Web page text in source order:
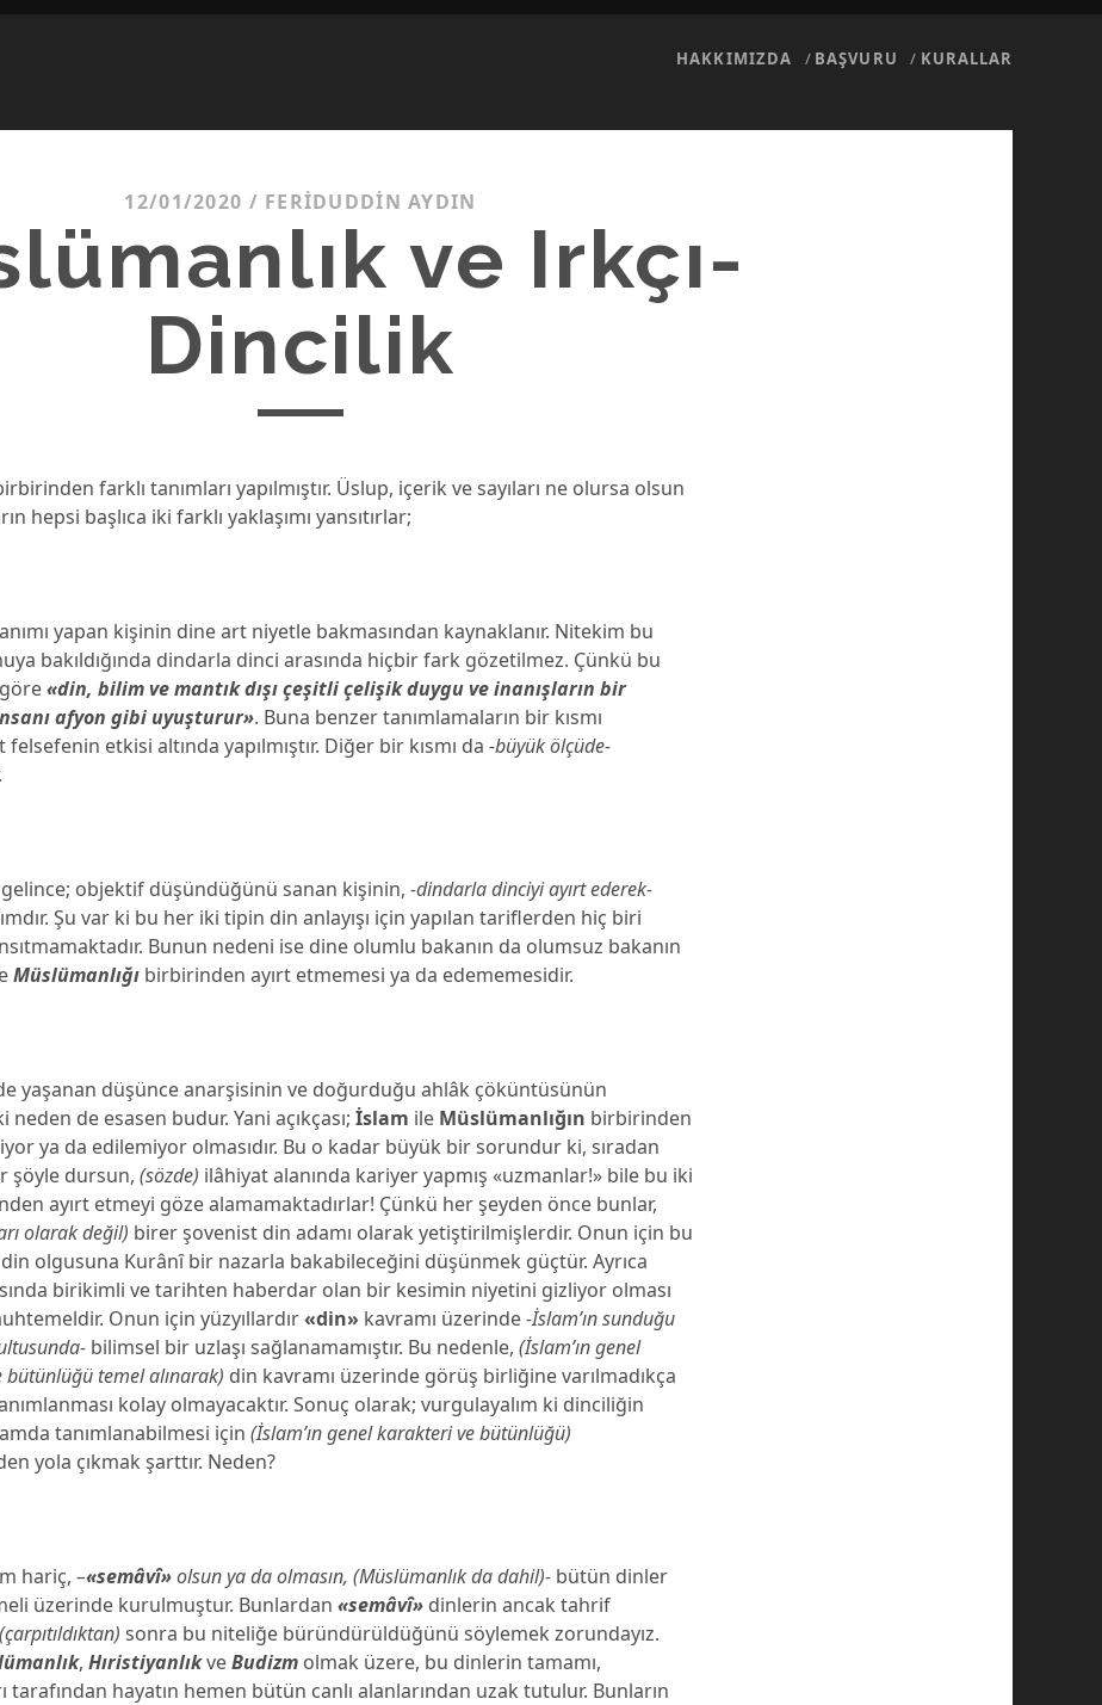
HAKKIMIZDA BAŞVURU KURALLAR
12/01/2020 / FERIDUDDIN AYDIN
ve Irkçı-
Dincilik
farklı tanımları yapılmıştır. Üslup, içerik ve sayıları ne olursa olsun
hepsi başlıca iki farklı yaklaşımı yansıtırlar;
yapan kişinin dine art niyetle bakmasından kaynaklanır. Nitekim bu
bakıldığında dindarla dinci arasında hiçbir fark gözetilmez. Çünkü bu
göre«din, bilim ve mantık dışı çeşitli çelişik duygu ve inanışların bir
insanı afyon gibi uyuşturur». Buna benzer tanımlamaların bir kısmı
etkisi altında yapılmıştır. Diğer bir kısmı da-büyük ölçüde-
objektif düşündüğünü sanan kişinin,-dindarla dinciyi ayırt ederek-
Şu var ki bu her iki tipin din anlayışı için yapılan tariflerden hiç biri
Bunun nedeni ise dine olumlu bakanın da olumsuz bakanın
Müslümanlığı birbirinden ayırt etmemesi ya da edememesidir.
yaşanan düşünce anarşisinin ve doğurduğu ahlâk çöküntüsünün
neden de esasen budur. Yani açıkçası;İslam ile Müslümanlığın birbirinden
ya da edilemiyor olmasıdır. Bu o kadar büyük bir sorundur ki, sıradan
şöyle dursun,(sözde) ilâhiyat alanında kariyer yapmış «uzmanlar!» bile bu iki
ayırt etmeyi göze alamamaktadırlar! Çünkü her şeyden önce bunlar,
olarak değil) birer şovenist din adamı olarak yetiştirilmişlerdir. Onun için bu
olgusuna Kurânȋ bir nazarla bakabileceğini düşünmek güçtür. Ayrıca
birikimli ve tarihten haberdar olan bir kesimin niyetini gizliyor olması
Onun için yüzyıllardır«din» kavramı üzerinde-İslam’ın sunduğu
bilimsel bir uzlaşı sağlanamamıştır. Bu nedenle,(İslam’ın genel
bütünlüğü temel alınarak) din kavramı üzerinde görüş birliğine varılmadıkça
kolay olmayacaktır. Sonuç olarak; vurgulayalım ki dinciliğin
tanımlanabilmesi için(İslam’ın genel karakteri ve bütünlüğü)
yola çıkmak şarttır. Neden?
hariç,–«semâvȋ»olsun ya da olmasın, (Müslümanlık da dahil)- bütün dinler
üzerinde kurulmuştur. Bunlardan«semâvȋ» dinlerin ancak tahrif
(çarpıtıldıktan) sonra bu niteliğe büründürüldüğünü söylemek zorundayız.
,HıristiyanlıkveBudizm olmak üzere, bu dinlerin tamamı,
tarafından hayatın hemen bütün canlı alanlarından uzak tutulur. Bunların